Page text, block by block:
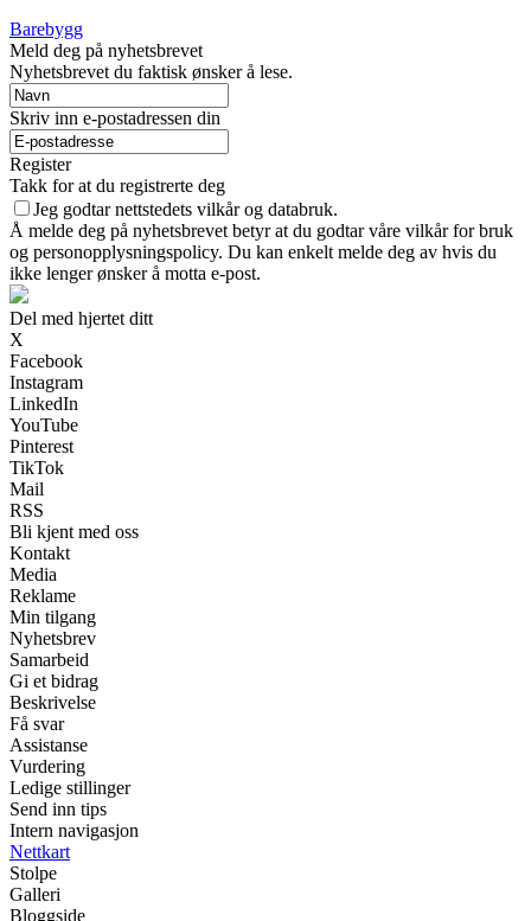
Barebygg
Meld deg på nyhetsbrevet
Nyhetsbrevet du faktisk ønsker å lese.
Skriv inn e-postadressen din
Register
Takk for at du registrerte deg
Jeg godtar nettstedets vilkår og databruk.
Å melde deg på nyhetsbrevet betyr at du godtar våre vilkår for bruk
og personopplysningspolicy. Du kan enkelt melde deg av hvis du
ikke lenger ønsker å motta e-post.
Del med hjertet ditt
X
Facebook
Instagram
LinkedIn
YouTube
Pinterest
TikTok
Mail
RSS
Bli kjent med oss
Kontakt
Media
Reklame
Min tilgang
Nyhetsbrev
Samarbeid
Gi et bidrag
Beskrivelse
Få svar
Assistanse
Vurdering
Ledige stillinger
Send inn tips
Intern navigasjon
Nettkart
Stolpe
Galleri
Bloggside